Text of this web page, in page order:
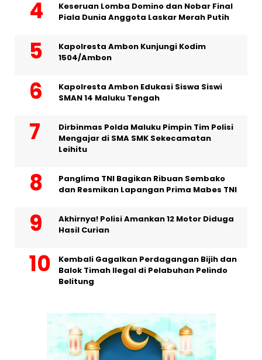
Keseruan Lomba Domino dan Nobar Final
Piala Dunia Anggota Laskar Merah Putih
Kapolresta Ambon Kunjungi Kodim
1504/Ambon
Kapolresta Ambon Edukasi Siswa Siswi
SMAN 14 Maluku Tengah
Dirbinmas Polda Maluku Pimpin Tim Polisi
Mengajar di SMA SMK Sekecamatan
Leihitu
Panglima TNI Bagikan Ribuan Sembako
dan Resmikan Lapangan Prima Mabes TNI
Akhirnya! Polisi Amankan 12 Motor Diduga
Hasil Curian
Kembali Gagalkan Perdagangan Bijih dan
Balok Timah Ilegal di Pelabuhan Pelindo
Belitung